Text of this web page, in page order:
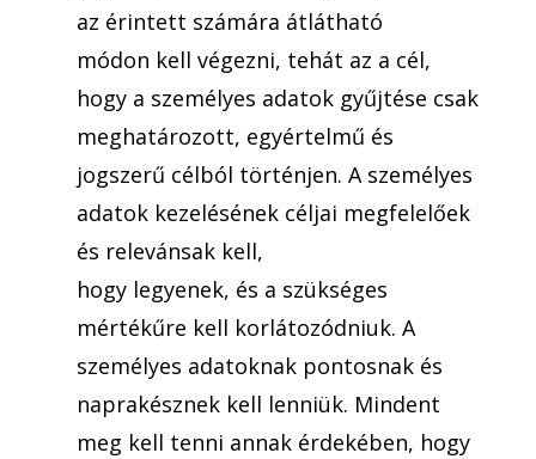
az érintett számára átlátható
módon kell végezni, tehát az a cél,
hogy a személyes adatok gyűjtése csak
meghatározott, egyértelmű és
jogszerű célból történjen. A személyes
adatok kezelésének céljai megfelelőek
és relevánsak kell,
hogy legyenek, és a szükséges
mértékűre kell korlátozódniuk. A
személyes adatoknak pontosnak és
naprakésznek kell lenniük. Mindent
meg kell tenni annak érdekében, hogy